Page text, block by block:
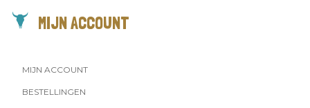
MIJN ACCOUNT
MIJN ACCOUNT
BESTELLINGEN